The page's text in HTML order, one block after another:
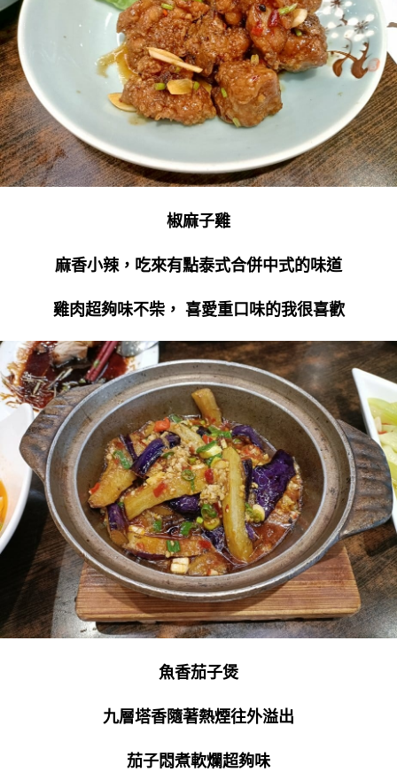
椒麻子雞
麻香小辣，吃來有點泰式合併中式的味道
雞肉超夠味不柴， 喜愛重口味的我很喜歡
魚香茄子煲
九層塔香隨著熱煙往外溢出
茄子悶煮軟爛超夠味